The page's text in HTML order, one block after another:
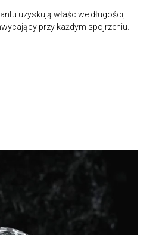
uzyskują właściwe długości,
przy każdym spojrzeniu.